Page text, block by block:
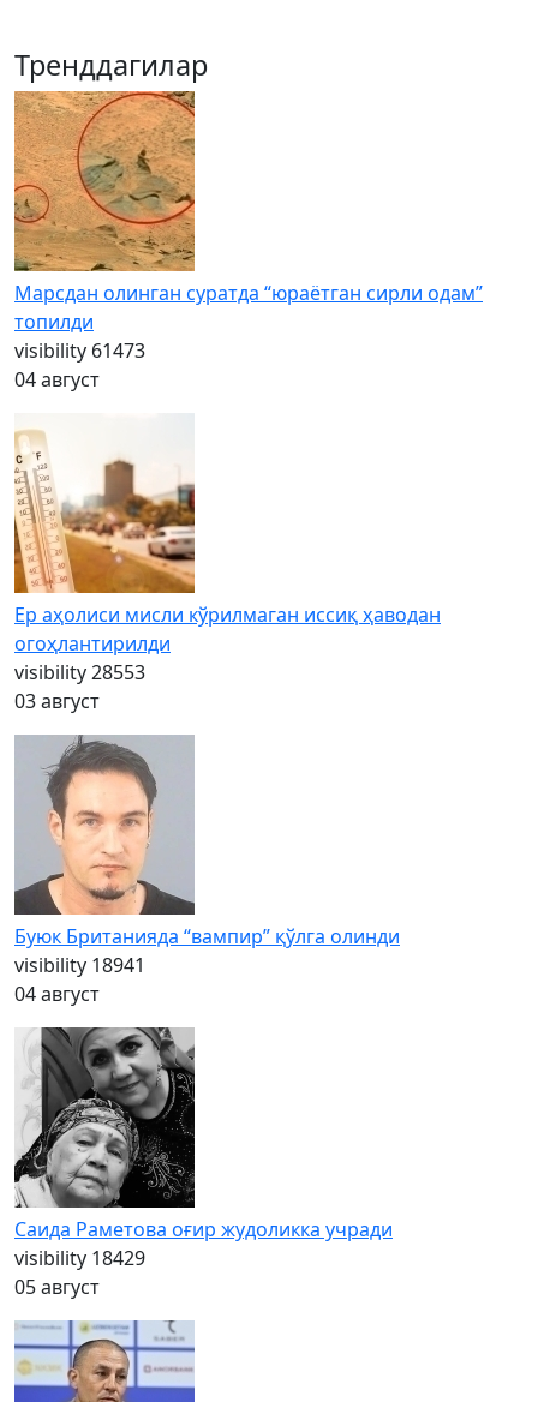
Тренддагилар
Марсдан олинган суратда “юраётган сирли одам”
топилди
visibility 61473
04 август
Ер аҳолиси мисли кўрилмаган иссиқ ҳаводан
огоҳлантирилди
visibility28553
03 август
Буюк Британияда “вампир” қўлга олинди
visibility 18941
04 август
Саида Раметова оғир жудоликка учради
visibility 18429
05 август